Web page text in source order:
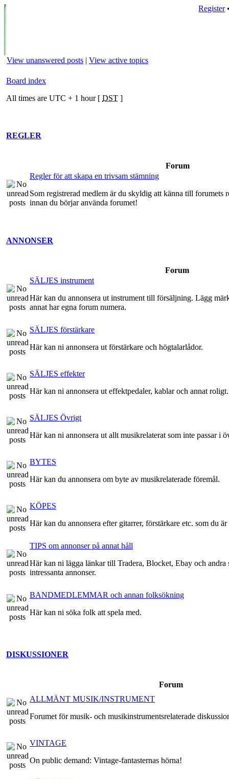
Register
View unanswered posts | View active topics
Board index
All times are UTC + 1 hour [ DST ]
REGLER
Forum
Regler för att skapa en trivsam stämning
Som registrerad medlem är du skyldig att känna till forumets
innan du börjar använda forumet!
ANNONSER
Forum
SÄLJES instrument
Här kan du annonsera ut instrument till försäljning. Lägg
annat har egna forum numera.
SÄLJES förstärkare
Här kan ni annonsera ut förstärkare och högtalarlådor.
SÄLJES effekter
Här kan ni annonsera ut effektpedaler, kablar och annat roligt.
SÄLJES Övrigt
Här kan ni annonsera ut allt musikrelaterat som inte passar i
BYTES
Här kan du annonsera om byte av musikrelaterade föremål.
KÖPES
Här kan du annonsera efter gitarrer, förstärkare etc. som du
TIPS om annonser på annat håll
Här kan ni lägga länkar till Tradera, Blocket, Ebay och andra
intressanta annonser.
BANDMEDLEMMAR och annan folksökning
Här kan ni söka folk att spela med.
DISKUSSIONER
Forum
ALLMÄNT MUSIK/INSTRUMENT
Forumet för musik- och musikinstrumentsrelaterade
VINTAGE
On public demand: Vintage-fantasternas hörna!